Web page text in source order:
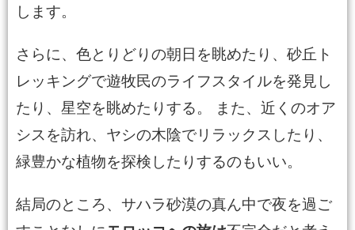
します。
さらに、色とりどりの朝日を眺めたり、砂丘ト
レッキングで遊牧民のライフスタイルを発見し
たり、星空を眺めたりする。 また、近くのオア
シスを訪れ、ヤシの木陰でリラックスしたり、
緑豊かな植物を探検したりするのもいい。
結局のところ、サハラ砂漠の真ん中で夜を過ご